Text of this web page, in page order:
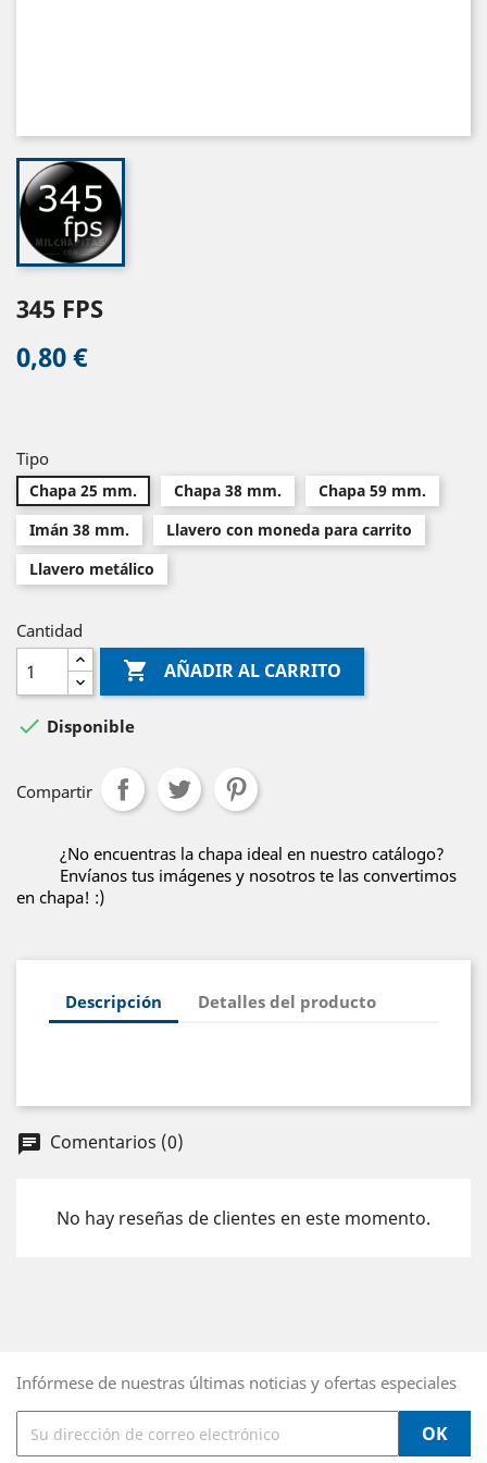
345 FPS
0,80 €
Tipo
Chapa 25 mm. Chapa 38 mm.
Chapa 59 mm.
Imán 38 mm.
Llavero con moneda para carrito
Llavero metálico
Cantidad
 AÑADIR AL CARRITO
 Disponible
Compartir
¿No encuentras la chapa ideal en nuestro catálogo?
Envíanos tus imágenes y nosotros te las convertimos
en chapa! :)
Descripción Detalles del producto
chat Comentarios (0)
No hay reseñas de clientes en este momento.
Infórmese de nuestras últimas noticias y ofertas especiales